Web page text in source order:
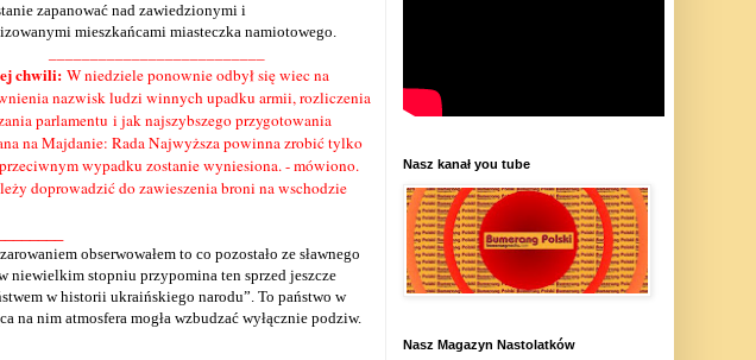
zapanować nad zawiedzionymi i
mieszkańcami miasteczka namiotowego.
chwili:W niedziele ponownie odbył się wiec na
nazwisk ludzi winnych upadku armii, rozliczenia
parlamentu i jak najszybszego przygotowania
na Majdanie: Rada Najwyższa powinna zrobić tylko
wypadku zostanie wyniesiona. - mówiono.
doprowadzić do zawieszenia broni na wschodzie
obserwowałem to co pozostało ze sławnego
niewielkim stopniu przypomina ten sprzed jeszcze
w historii ukraińskiego narodu”. To państwo w
na nim atmosfera mogła wzbudzać wyłącznie podziw.
Nasz kanał you tube
Nasz Magazyn Nastolatków